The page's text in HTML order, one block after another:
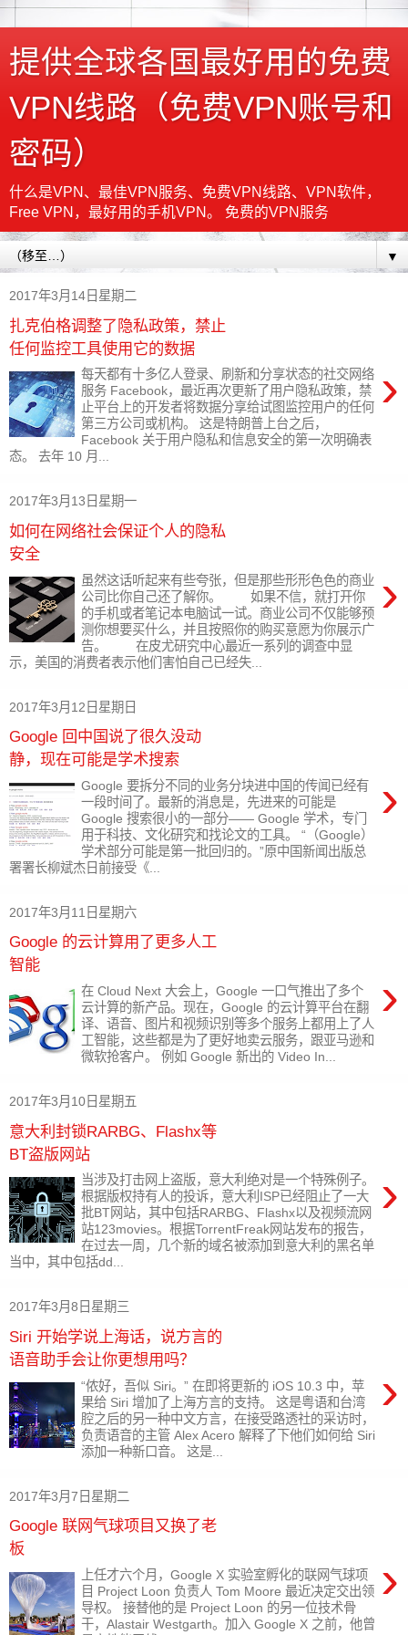
提供全球各国最好用的免费
VPN线路（免费VPN账号和
密码）
什么是VPN、最佳VPN服务、免费VPN线路、VPN软件，
Free VPN，最好用的手机VPN。 免费的VPN服务
▼
2017年3月14日星期二
扎克伯格调整了隐私政策，禁止
任何监控工具使用它的数据
›
每天都有十多亿人登录、刷新和分享状态的社交网络
服务 Facebook，最近再次更新了用户隐私政策，禁
止平台上的开发者将数据分享给试图监控用户的任何
第三方公司或机构。 这是特朗普上台之后，
Facebook 关于用户隐私和信息安全的第一次明确表
态。 去年 10 月...
2017年3月13日星期一
如何在网络社会保证个人的隐私
安全
›
虽然这话听起来有些夸张，但是那些形形色色的商业
公司比你自己还了解你。 如果不信，就打开你
的手机或者笔记本电脑试一试。商业公司不仅能够预
测你想要买什么，并且按照你的购买意愿为你展示广
告。 在皮尤研究中心最近一系列的调查中显
示，美国的消费者表示他们害怕自己已经失...
2017年3月12日星期日
Google 回中国说了很久没动
静，现在可能是学术搜索
›
Google 要拆分不同的业务分块进中国的传闻已经有
一段时间了。最新的消息是，先进来的可能是
Google 搜索很小的一部分—— Google 学术，专门
用于科技、文化研究和找论文的工具。 “（Google）
学术部分可能是第一批回归的。”原中国新闻出版总
署署长柳斌杰日前接受《...
2017年3月11日星期六
Google 的云计算用了更多人工
智能
›
在 Cloud Next 大会上，Google 一口气推出了多个
云计算的新产品。现在，Google 的云计算平台在翻
译、语音、图片和视频识别等多个服务上都用上了人
工智能，这些都是为了更好地卖云服务，跟亚马逊和
微软抢客户。 例如 Google 新出的 Video In...
2017年3月10日星期五
意大利封锁RARBG、Flashx等
BT盗版网站
›
当涉及打击网上盗版，意大利绝对是一个特殊例子。
根据版权持有人的投诉，意大利ISP已经阻止了一大
批BT网站，其中包括RARBG、Flashx以及视频流网
站123movies。根据TorrentFreak网站发布的报告，
在过去一周，几个新的域名被添加到意大利的黑名单
当中，其中包括dd...
2017年3月8日星期三
Siri 开始学说上海话，说方言的
语音助手会让你更想用吗？
›
“侬好，吾似 Siri。” 在即将更新的 iOS 10.3 中，苹
果给 Siri 增加了上海方言的支持。 这是粤语和台湾
腔之后的另一种中文方言，在接受路透社的采访时，
负责语音的主管 Alex Acero 解释了下他们如何给 Siri
添加一种新口音。 这是...
2017年3月7日星期二
Google 联网气球项目又换了老
板
›
上任才六个月，Google X 实验室孵化的联网气球项
目 Project Loon 负责人 Tom Moore 最近决定交出领
导权。 接替他的是 Project Loon 的另一位技术骨
干，Alastair Westgarth。加入 Google X 之前，他曾